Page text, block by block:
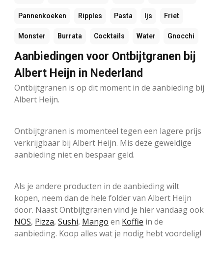
Pannenkoeken Ripples Pasta Ijs Friet
Monster Burrata Cocktails Water Gnocchi
Aanbiedingen voor Ontbijtgranen bij
Albert Heijn in Nederland
Ontbijtgranen is op dit moment in de aanbieding bij
Albert Heijn.
Ontbijtgranen is momenteel tegen een lagere prijs
verkrijgbaar bij Albert Heijn. Mis deze geweldige
aanbieding niet en bespaar geld.
Als je andere producten in de aanbieding wilt
kopen, neem dan de hele folder van Albert Heijn
door. Naast Ontbijtgranen vind je hier vandaag ook
NOS, Pizza, Sushi, Mango en Koffie in de
aanbieding. Koop alles wat je nodig hebt voordelig!